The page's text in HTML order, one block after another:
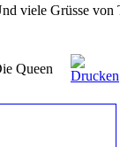
viele Grüsse von
Queen